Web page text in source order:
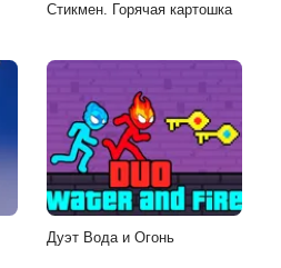
Стикмен. Горячая картошка
Дуэт Вода и Огонь